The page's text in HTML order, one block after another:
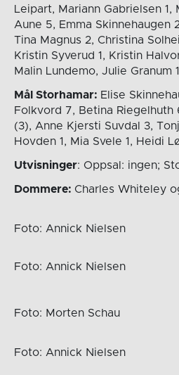
Leipart, Mariann Gabrielsen 1,
Aune 5, Emma Skinnehaugen
Tina Magnus 2, Christina
Kristin Syverud 1, Kristin
Malin Lundemo, Julie Granum
Mål Storhamar: Elise
Folkvord 7, Betina Riegelhuth
(3), Anne Kjersti Suvdal 3,
Hovden 1, Mia Svele 1, Heidi
Utvisninger: Oppsal: ingen;
Dommere: Charles Whiteley
Foto: Annick Nielsen
Foto: Annick Nielsen
Foto: Morten Schau
Foto: Annick Nielsen